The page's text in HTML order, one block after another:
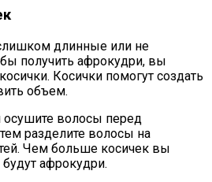
длинные или не
получить афрокудри, вы
Косички помогут создать
объем.
волосы перед
разделите волосы на
Чем больше косичек вы
афрокудри.